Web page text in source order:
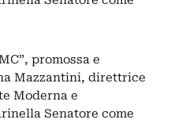
promossa e
Mazzantini, direttrice
Moderna e
Senatore come